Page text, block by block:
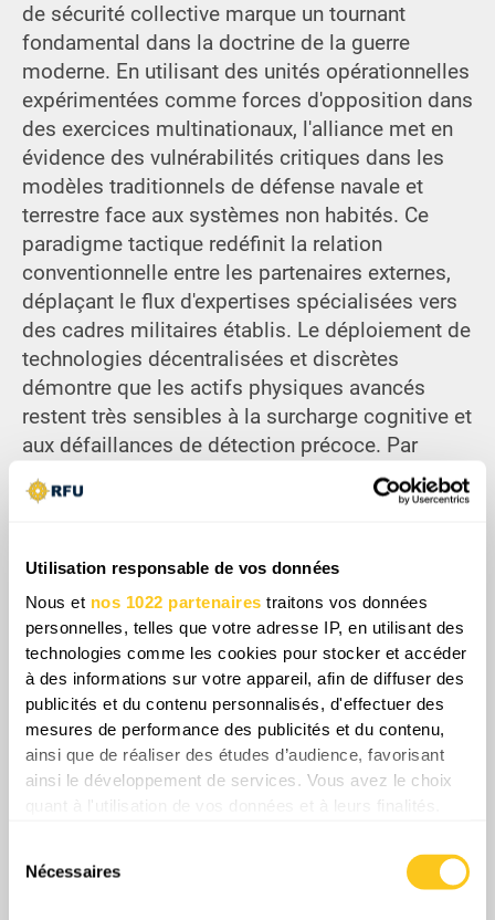
Utilisation responsable de vos données
Nous et nos 1022 partenaires traitons vos données
personnelles, telles que votre adresse IP, en utilisant des
technologies comme les cookies pour stocker et accéder
à des informations sur votre appareil, afin de diffuser des
publicités et du contenu personnalisés, d'effectuer des
mesures de performance des publicités et du contenu,
ainsi que de réaliser des études d’audience, favorisant
ainsi le développement de services. Vous avez le choix
quant à l'utilisation de vos données et à leurs finalités.
tout moment en consultant la Déclaration relative aux
cookies ou en cliquant sur l'icône de confidentialité.
Nécessaires
de sécurité collective marque un tournant
fondamental dans la doctrine de la guerre
moderne. En utilisant des unités opérationnelles
expérimentées comme forces d'opposition dans
des exercices multinationaux, l'alliance met en
évidence des vulnérabilités critiques dans les
modèles traditionnels de défense navale et
terrestre face aux systèmes non habités. Ce
paradigme tactique redéfinit la relation
conventionnelle entre les partenaires externes,
déplaçant le flux d'expertises spécialisées vers
des cadres militaires établis. Le déploiement de
technologies décentralisées et discrètes
démontre que les actifs physiques avancés
restent très sensibles à la surcharge cognitive et
aux défaillances de détection précoce. Par
conséquent, cette évolution systémique impose
une réorganisation structurelle des programmes
maîtrise universelle des opérateurs sous un
l'érosion rapide des écarts technologiques et
d'expérience de longue date oblige les
adversaires continentaux à modifier
radicalement leur planification stratégique pour
les futurs affrontements de haute intensité.